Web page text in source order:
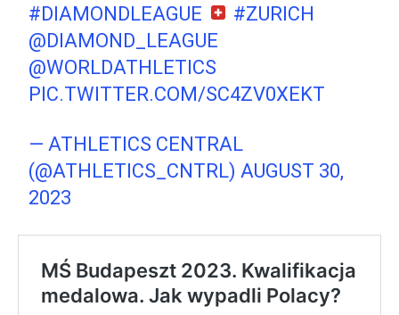
#DIAMONDLEAGUE
#ZURICH
@DIAMOND_LEAGUE
@WORLDATHLETICS
PIC.TWITTER.COM/SC4ZV0XEKT
— ATHLETICS CENTRAL
(@ATHLETICS_CNTRL)AUGUST 30,
2023